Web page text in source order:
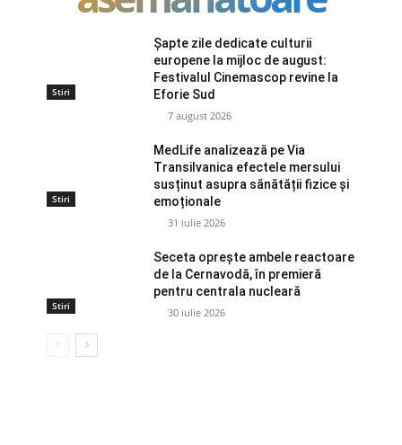
Stiri
Șapte zile dedicate culturii
europene la mijloc de august:
Festivalul Cinemascop revine la
Eforie Sud
7 august 2026
Stiri
MedLife analizează pe Via
Transilvanica efectele mersului
susținut asupra sănătății fizice și
emoționale
31 iulie 2026
Stiri
Seceta oprește ambele reactoare
de la Cernavodă, în premieră
pentru centrala nucleară
30 iulie 2026